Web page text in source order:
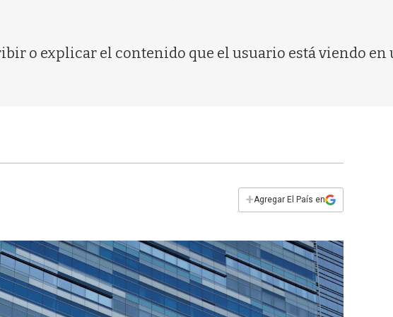
o explicar el contenido que el usuario está viendo en
+Agregar El País en